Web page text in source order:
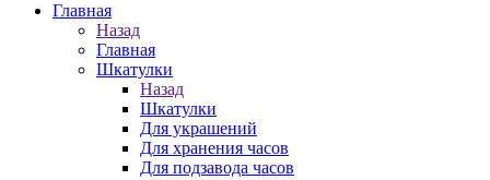
Главная
Назад
Главная
Шкатулки
Назад
Шкатулки
Для украшений
Для хранения часов
Для подзавода часов